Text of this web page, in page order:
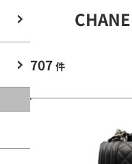
707 件